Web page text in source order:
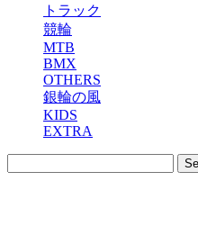
トラック
競輪
MTB
BMX
OTHERS
銀輪の風
KIDS
EXTRA